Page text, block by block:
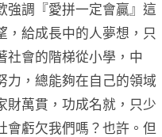
強調『愛拼一定會贏』這
，給成長中的人夢想，只
社會的階梯從小學，中
力，總能夠在自己的領域
財萬貫，功成名就，只少
會虧欠我們嗎？也許。但